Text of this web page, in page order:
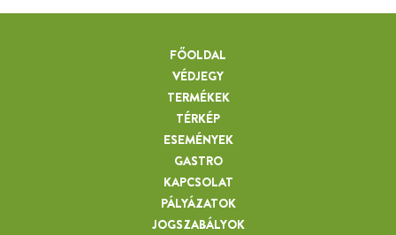
FŐOLDAL
VÉDJEGY
TERMÉKEK
TÉRKÉP
ESEMÉNYEK
GASTRO
KAPCSOLAT
PÁLYÁZATOK
JOGSZABÁLYOK